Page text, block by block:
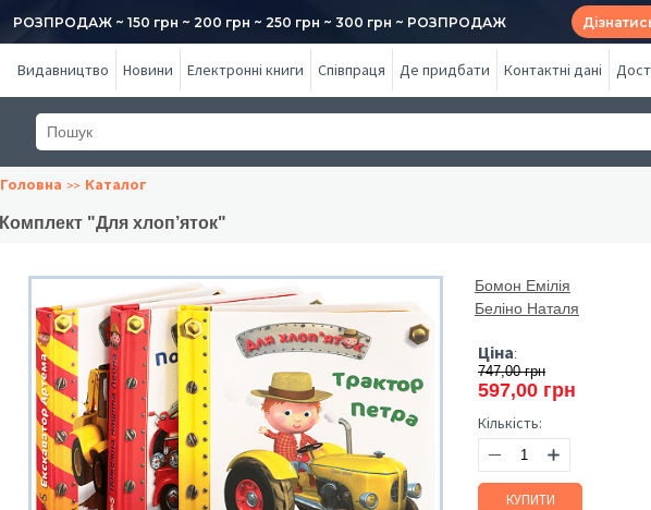
РОЗПРОДАЖ ~ 150 грн ~ 200 грн ~ 250 грн ~ 300 грн ~ РОЗПРОДАЖ
Видавництво Новини Електронні книги Співпраця Де придбати Контактні дані
Головна Каталог
Комплект "Для хлоп’яток"
Бомон Емілія
Беліно Наталя
Ціна:
747,00 грн
597,00 грн
Кількість:
КУПИТИ